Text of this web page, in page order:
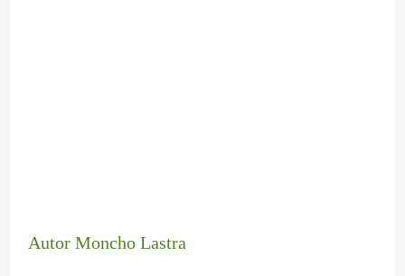
Autor Moncho Lastra